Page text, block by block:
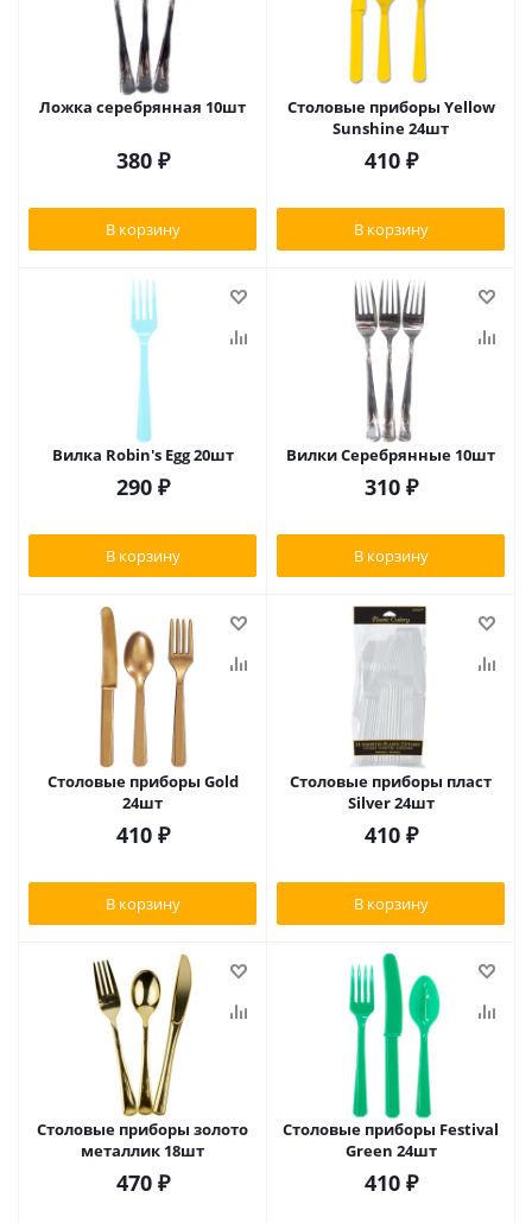
Ложка серебрянная 10шт
380₽
В корзину
Столовые приборы Yellow
Sunshine 24шт
410₽
В корзину
Вилка Robin's Egg 20шт
290₽
В корзину
Вилки Серебрянные 10шт
310₽
В корзину
Столовые приборы Gold
24шт
410₽
В корзину
Столовые приборы пласт
Silver 24шт
410₽
В корзину
Столовые приборы золото
металлик 18шт
470₽
Столовые приборы Festival
Green 24шт
410₽